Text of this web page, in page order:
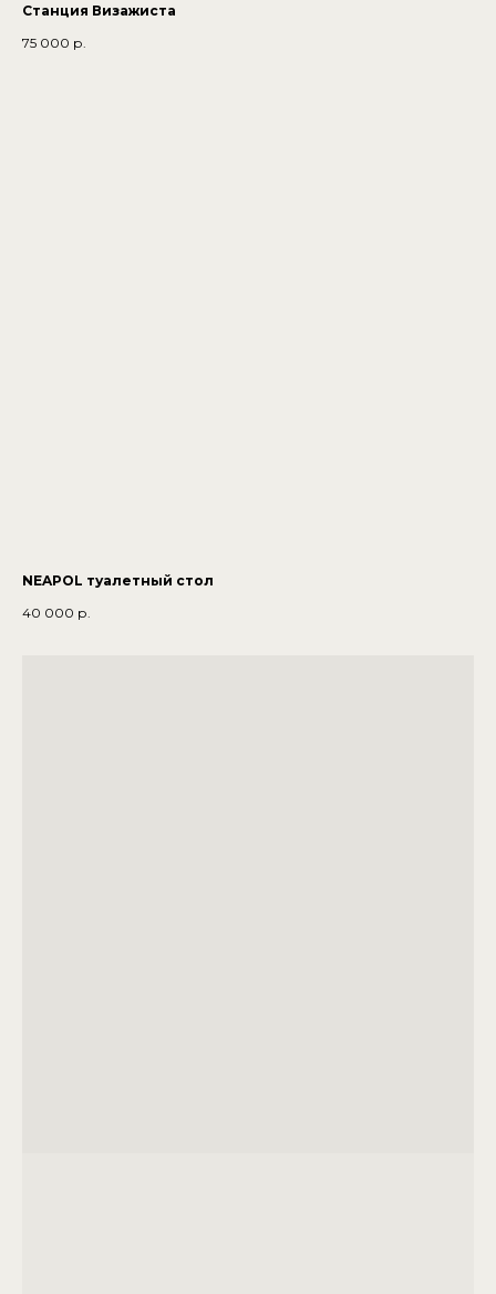
Станция Визажиста
75 000 р.
NEAPOL туалетный стол
40 000 р.